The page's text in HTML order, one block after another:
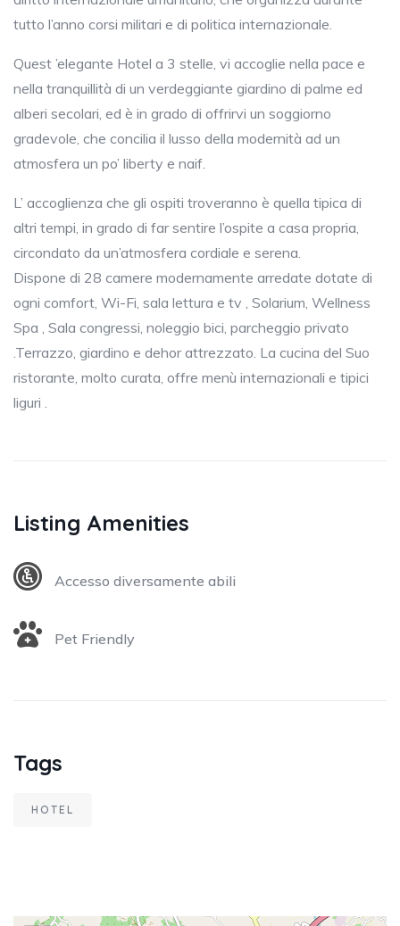
tutto l’anno corsi militari e di politica internazionale.
Quest ’elegante Hotel a 3 stelle, vi accoglie nella pace e
nella tranquillità di un verdeggiante giardino di palme ed
alberi secolari, ed è in grado di offrirvi un soggiorno
gradevole, che concilia il lusso della modernità ad un
atmosfera un po’ liberty e naif.
L’ accoglienza che gli ospiti troveranno è quella tipica di
altri tempi, in grado di far sentire l’ospite a casa propria,
circondato da un’atmosfera cordiale e serena.
Dispone di 28 camere modernamente arredate dotate di
ogni comfort, Wi-Fi, sala lettura e tv , Solarium, Wellness
Spa , Sala congressi, noleggio bici, parcheggio privato
.Terrazzo, giardino e dehor attrezzato. La cucina del Suo
ristorante, molto curata, offre menù internazionali e tipici
liguri .
Listing Amenities
Accesso diversamente abili
Pet Friendly
Tags
HOTEL